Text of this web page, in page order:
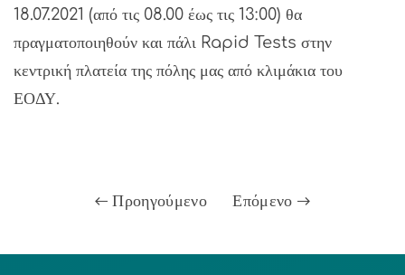
18.07.2021 (από τις 08.00 έως τις 13:00) θα
πραγματοποιηθούν και πάλι Rapid Tests στην
κεντρική πλατεία της πόλης μας από κλιμάκια του
ΕΟΔΥ.
Προηγούμενο Επόμενο